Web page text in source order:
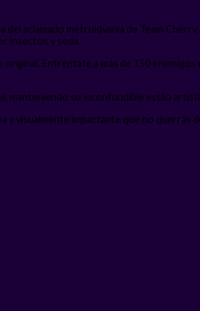
del aclamado metroidvania de Team
insectos y seda.
original. Enfréntate a más de 150
manteniendo su inconfundible estilo
y visualmente impactante que no querrás